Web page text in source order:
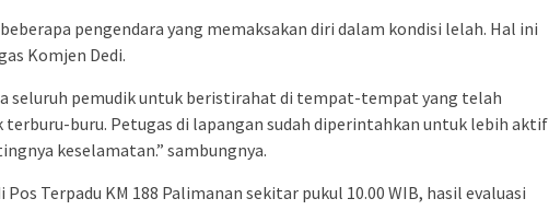
pengendara yang memaksakan diri dalam kondisi lelah. Hal ini
Komjen Dedi.
seluruh pemudik untuk beristirahat di tempat-tempat yang telah
terburu-buru. Petugas di lapangan sudah diperintahkan untuk lebih aktif
keselamatan.” sambungnya.
Pos Terpadu KM 188 Palimanan sekitar pukul 10.00 WIB, hasil evaluasi